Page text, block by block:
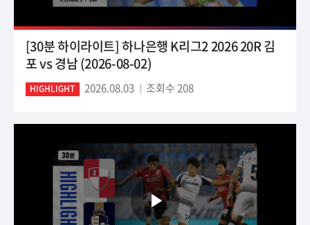
[30분 하이라이트] 하나은행 K리그2 2026 20R 김
포 vs 경남 (2026-08-02)
HIGHLIGHT 2026.08.03 조회수 208